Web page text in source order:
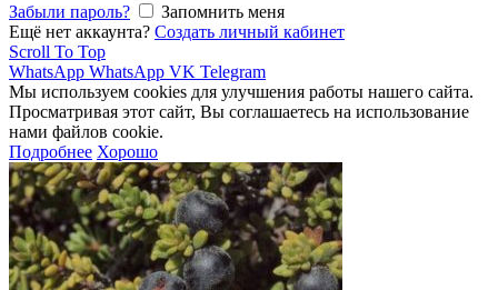
Забыли пароль?
Запомнить меня
Ещё нет аккаунта? Создать личный кабинет
Scroll To Top
WhatsApp WhatsApp VK Telegram
Мы используем cookies для улучшения работы нашего сайта.
Просматривая этот сайт, Вы соглашаетесь на использование
нами файлов cookie.
Подробнее Хорошо